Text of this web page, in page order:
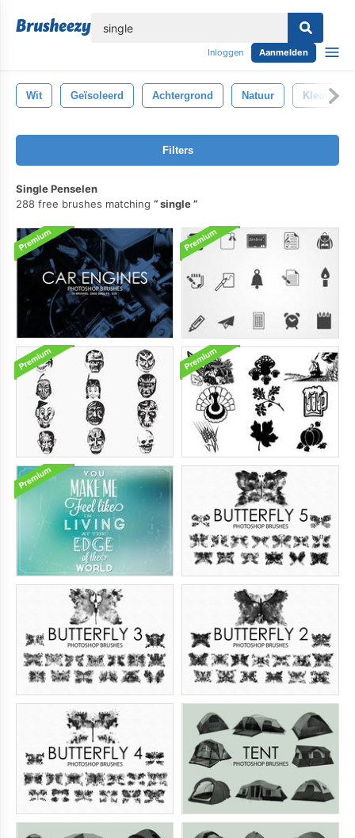
Inloggen Aanmelden
Wit Geïsoleerd Achtergrond Natuur Kleurrijk
Filters
Single Penselen
288 free brushes matching
single